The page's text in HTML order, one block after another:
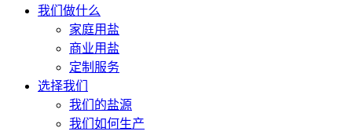
我们做什么
家庭用盐
商业用盐
定制服务
选择我们
我们的盐源
我们如何生产